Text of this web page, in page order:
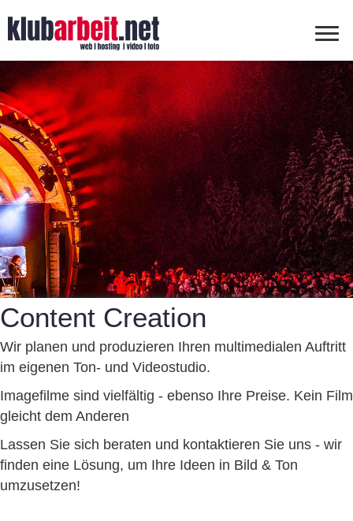
Content Creation
Wir planen und produzieren Ihren multimedialen Auftritt
im eigenen Ton- und Videostudio.
Imagefilme sind vielfältig - ebenso Ihre Preise. Kein Film
gleicht dem Anderen
Lassen Sie sich beraten und kontaktieren Sie uns - wir
finden eine Lösung, um Ihre Ideen in Bild & Ton
umzusetzen!